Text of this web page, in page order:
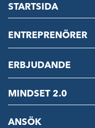
STARTSIDA
ENTREPRENÖRER
ERBJUDANDE
MINDSET 2.0
ANSÖK